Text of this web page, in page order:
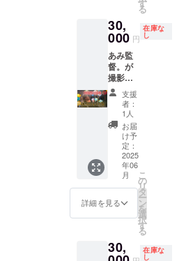
場
所 愛
知北FM
愛知
県犬山
市西古
日
時
16:30～
18:00(
出演時
間は10
リ
追って
ご連絡
ンを150
個とス
トリン
グライ
トを貸
し出し
して、
設営と
撤収を
お手伝
い致し
ます。
スケ
ジュー
ル調整
等は
メール
でやり
ます。
開催時
す
る
30,
000 円
在庫な
し
あみ監
督。が
撮影編
集する
イベン
トCM用
動画に
出演で
きる
権。 イ
ベント
CM動画
に出演
してい
ただ
き、未
シーン
を加え
支援
者：
1人
お届
け予
定：
2025
年06
月
詳細を見る
こ
の
リ
タ
ー
ン
を
選
択
す
る
30, 在庫な
し